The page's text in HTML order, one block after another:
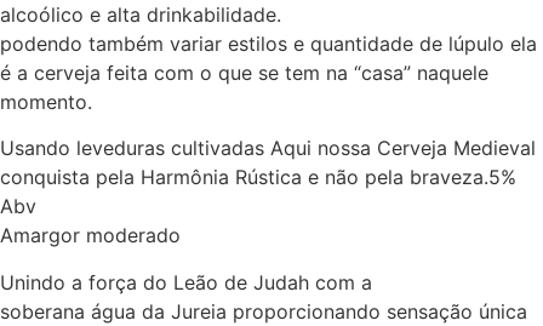
alcoólico e alta drinkabilidade.
podendo também variar estilos e quantidade de lúpulo ela
é a cerveja feita com o que se tem na “casa” naquele
momento.
Usando leveduras cultivadas Aqui nossa Cerveja Medieval
conquista pela Harmônia Rústica e não pela braveza.5%
Abv
Amargor moderado
Unindo a força do Leão de Judah com a
soberana água da Jureia proporcionando sensação única